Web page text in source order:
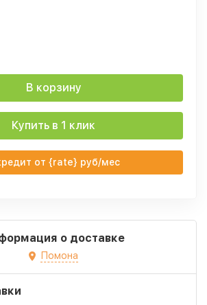
В корзину
Купить в 1 клик
от {rate} руб/мес
о доставке
Помона